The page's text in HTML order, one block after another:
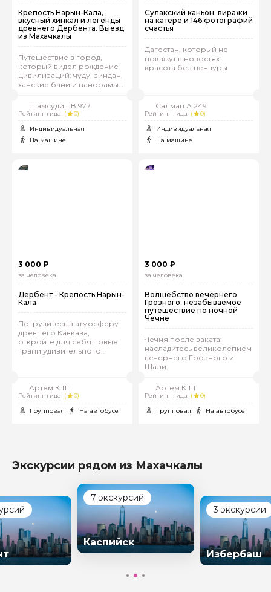
Крепость Нарын‑Кала,
вкусный хинкал и легенды
древнего Дербента. Выезд
из Махачкалы
Путешествие в город,
который видел рождение
цивилизаций: чуду, зиндан,
ханские бани и панорамы
Шамсудин.В 977
Рейтинг гида (
0)
Индивидуальная
На машине
Сулакский каньон: виражи
на катере и 146 фотографий
счастья
Дагестан, который не
покажут в новостях:
красота без цензуры
Салман.А 249
Рейтинг гида (
0)
Индивидуальная
На машине
3 000 ₽
за человека
Дербент - Крепость Нарын-
Кала
Погрузитесь в атмосферу
древнего Кавказа,
откройте для себя новые
грани удивительного
Артем.К 111
Рейтинг гида (
0)
Групповая
На автобусе
3 000 ₽
за человека
Волшебство вечернего
Грозного: незабываемое
путешествие по ночной
Чечне
Чечня после заката:
насладитесь великолепием
вечернего Грозного и
Шали.
Артем.К 111
Рейтинг гида (
0)
Групповая
На автобусе
Экскурсии рядом из Махачкалы
7 экскурсий
Каспийск
3 экскурсии
Избербаш